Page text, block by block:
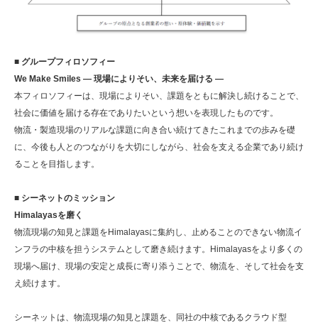
■ グループフィロソフィー
We Make Smiles ― 現場によりそい、未来を届ける ―
本フィロソフィーは、現場によりそい、課題をともに解決し続けることで、
社会に価値を届ける存在でありたいという想いを表現したものです。
物流・製造現場のリアルな課題に向き合い続けてきたこれまでの歩みを礎
に、今後も人とのつながりを大切にしながら、社会を支える企業であり続け
ることを目指します。
■ シーネットのミッション
Himalayasを磨く
物流現場の知見と課題をHimalayasに集約し、止めることのできない物流イ
ンフラの中核を担うシステムとして磨き続けます。Himalayasをより多くの
現場へ届け、現場の安定と成長に寄り添うことで、物流を、そして社会を支
え続けます。
シーネットは、物流現場の知見と課題を、同社の中核であるクラウド型